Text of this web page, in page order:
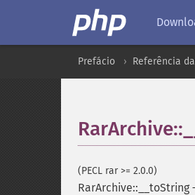
Prefácio Referência
(PECL rar >= 2.0.0)
RarArchive::__toString